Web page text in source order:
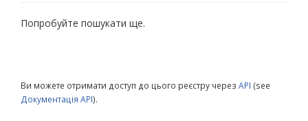
Попробуйте пошукати ще.
Ви можете отримати доступ до цього реєстру через API (see
Документація API).